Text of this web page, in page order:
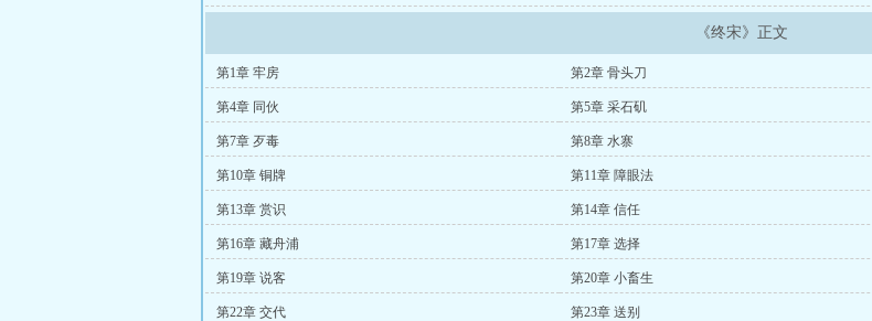
《终宋》正文
第1章 牢房 第2章 骨头刀
第4章 同伙 第5章 采石矶
第7章 歹毒 第8章 水寨
第10章 铜牌 第11章 障眼法
第13章 赏识 第14章 信任
第16章 藏舟浦 第17章 选择
第19章 说客 第20章 小畜生
第22章 交代 第23章 送别